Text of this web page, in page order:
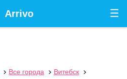
☰
Arrivo
 Все города  Витебск
